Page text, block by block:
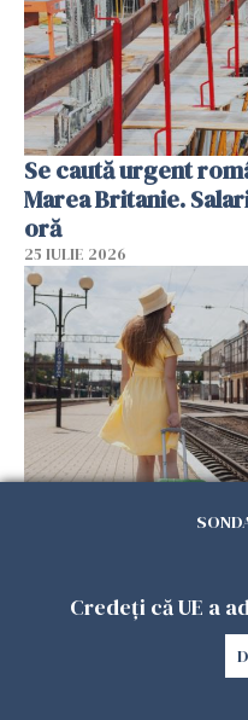
Se caută urgent
Marea Britanie.
oră
25 IULIE 2026
Milano pot întârzia
Credeți că UE a